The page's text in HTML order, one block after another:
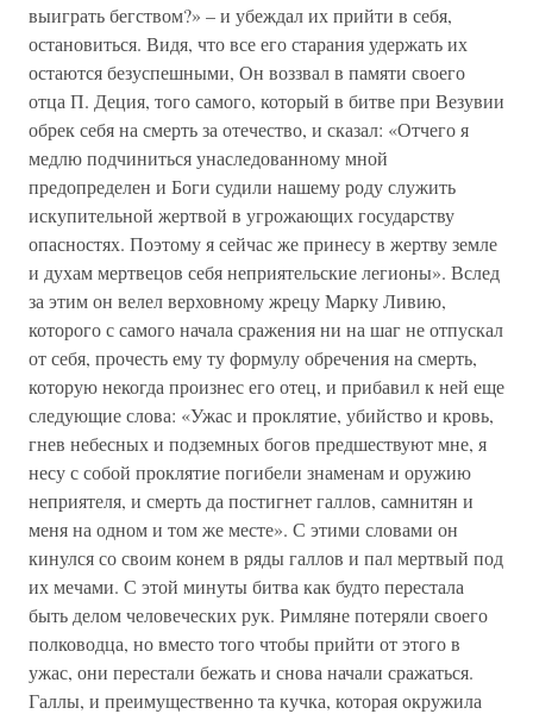
выиграть бегством?» – и убеждал их прийти в себя,
остановиться. Видя, что все его старания удержать их
остаются безуспешными, Он воззвал в памяти своего
отца П. Деция, того самого, который в битве при Везувии
обрек себя на смерть за отечество, и сказал: «Отчего я
медлю подчиниться унаследованному мной
предопределен и Боги судили нашему роду служить
искупительной жертвой в угрожающих государству
опасностях. Поэтому я сейчас же принесу в жертву земле
и духам мертвецов себя неприятельские легионы». Вслед
за этим он велел верховному жрецу Марку Ливию,
которого с самого начала сражения ни на шаг не отпускал
от себя, прочесть ему ту формулу обречения на смерть,
которую некогда произнес его отец, и прибавил к ней еще
следующие слова: «Ужас и проклятие, убийство и кровь,
гнев небесных и подземных богов предшествуют мне, я
несу с собой проклятие погибели знаменам и оружию
неприятеля, и смерть да постигнет галлов, самнитян и
меня на одном и том же месте». С этими словами он
кинулся со своим конем в ряды галлов и пал мертвый под
их мечами. С этой минуты битва как будто перестала
быть делом человеческих рук. Римляне потеряли своего
полководца, но вместо того чтобы прийти от этого в
ужас, они перестали бежать и снова начали сражаться.
Галлы, и преимущественно та кучка, которая окружила